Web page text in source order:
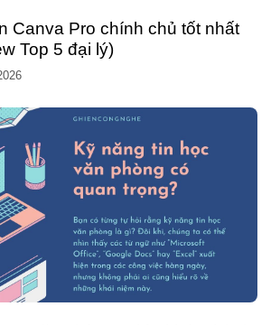
thông tin trên VssID và những
04, 2023